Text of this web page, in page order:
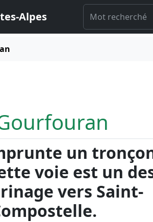
Alpes
un
voie est un
vers Saint-